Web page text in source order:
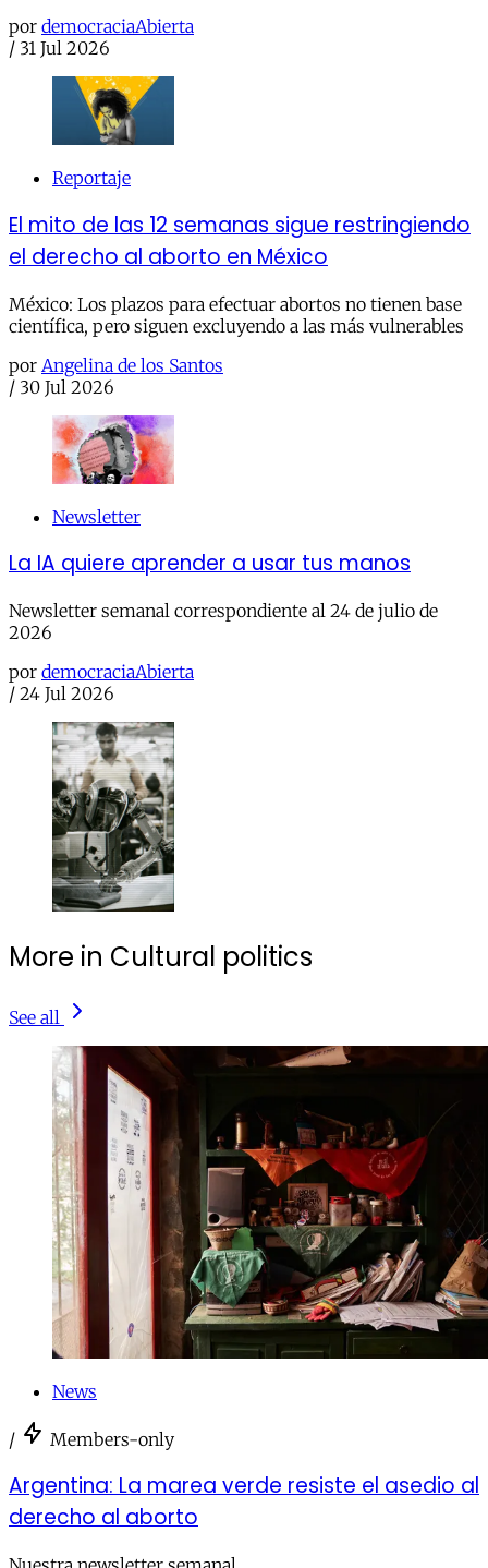
por democraciaAbierta
/ 31 Jul 2026
Reportaje
El mito de las 12 semanas sigue restringiendo
el derecho al aborto en México
México: Los plazos para efectuar abortos no tienen base
científica, pero siguen excluyendo a las más vulnerables
por Angelina de los Santos
/ 30 Jul 2026
Newsletter
La IA quiere aprender a usar tus manos
Newsletter semanal correspondiente al 24 de julio de
2026
por democraciaAbierta
/ 24 Jul 2026
More in Cultural politics
See all
News
/ Members-only
Argentina: La marea verde resiste el asedio al
derecho al aborto